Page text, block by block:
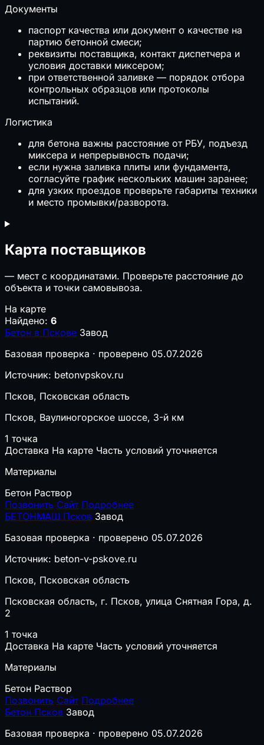
Документы
паспорт качества или документ о качестве на
партию бетонной смеси;
реквизиты поставщика, контакт диспетчера и
условия доставки миксером;
при ответственной заливке — порядок отбора
контрольных образцов или протоколы
испытаний.
Логистика
для бетона важны расстояние от РБУ, подъезд
миксера и непрерывность подачи;
если нужна заливка плиты или фундамента,
согласуйте график нескольких машин заранее;
для узких проездов проверьте габариты техники
и место промывки/разворота.
Карта поставщиков
— мест с координатами. Проверьте расстояние до
объекта и точки самовывоза.
На карте
Найдено: 6
Бетон в Пскове Завод
Базовая проверка · проверено 05.07.2026
Источник: betonvpskov.ru
Псков, Псковская область
Псков, Ваулиногорское шоссе, 3-й км
1 точка
Доставка На карте Часть условий уточняется
Материалы
Бетон Раствор
Позвонить Сайт Подробнее
БЕТОНМАШ Псков Завод
Базовая проверка · проверено 05.07.2026
Источник: beton-v-pskove.ru
Псков, Псковская область
Псковская область, г. Псков, улица Снятная Гора, д.
2
1 точка
Доставка На карте Часть условий уточняется
Материалы
Бетон Раствор
Позвонить Сайт Подробнее
Бетон Псков Завод
Базовая проверка · проверено 05.07.2026